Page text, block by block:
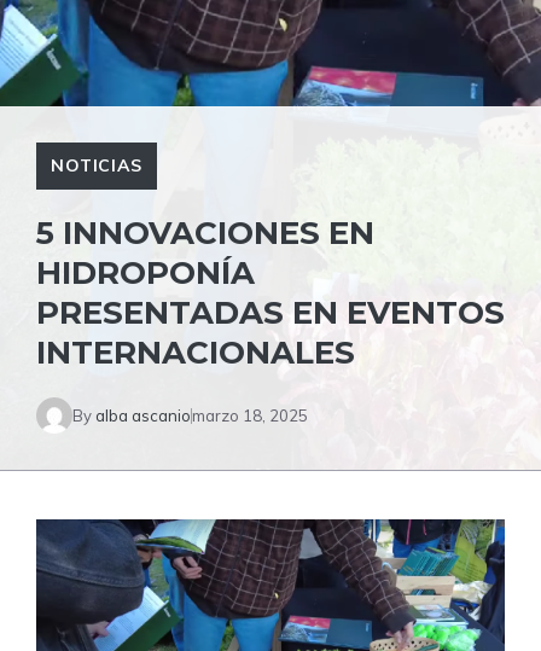
NOTICIAS
5 INNOVACIONES EN
HIDROPONÍA
PRESENTADAS EN EVENTOS
INTERNACIONALES
By alba ascaniomarzo 18, 2025